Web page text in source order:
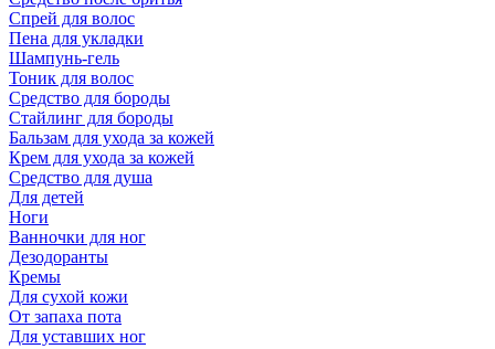
Спрей для волос
Пена для укладки
Шампунь-гель
Тоник для волос
Средство для бороды
Стайлинг для бороды
Бальзам для ухода за кожей
Крем для ухода за кожей
Средство для душа
Для детей
Ноги
Ванночки для ног
Дезодоранты
Кремы
Для сухой кожи
От запаха пота
Для уставших ног